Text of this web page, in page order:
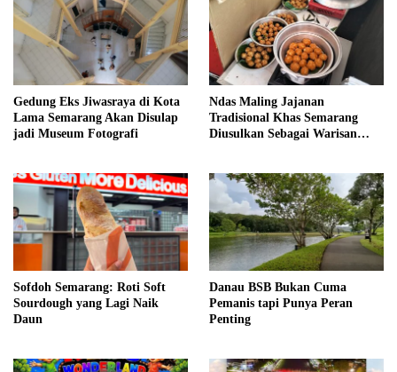
Gedung Eks Jiwasraya di Kota
Lama Semarang Akan Disulap
jadi Museum Fotografi
Ndas Maling Jajanan
Tradisional Khas Semarang
Diusulkan Sebagai Warisan
Sofdoh Semarang: Roti Soft
Sourdough yang Lagi Naik
Daun
Danau BSB Bukan Cuma
Pemanis tapi Punya Peran
Penting